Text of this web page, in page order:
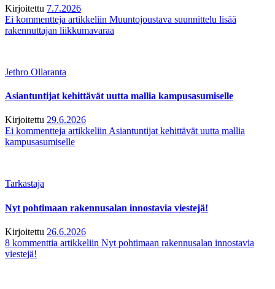
Kirjoitettu 7.7.2026
Ei kommentteja artikkeliin Muuntojoustava suunnittelu lisää
rakennuttajan liikkumavaraa
Jethro Ollaranta
Asiantuntijat kehittävät uutta mallia kampusasumiselle
Kirjoitettu 29.6.2026
Ei kommentteja artikkeliin Asiantuntijat kehittävät uutta mallia
kampusasumiselle
Tarkastaja
Nyt pohtimaan rakennusalan innostavia viestejä!
Kirjoitettu 26.6.2026
8 kommenttia artikkeliin Nyt pohtimaan rakennusalan innostavia
viestejä!